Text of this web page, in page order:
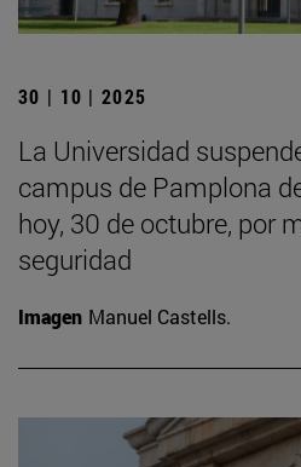
30 | 10 | 2025
La Universidad
campus de Pamplona
hoy, 30 de octubre, por
seguridad
Imagen Manuel Castells.